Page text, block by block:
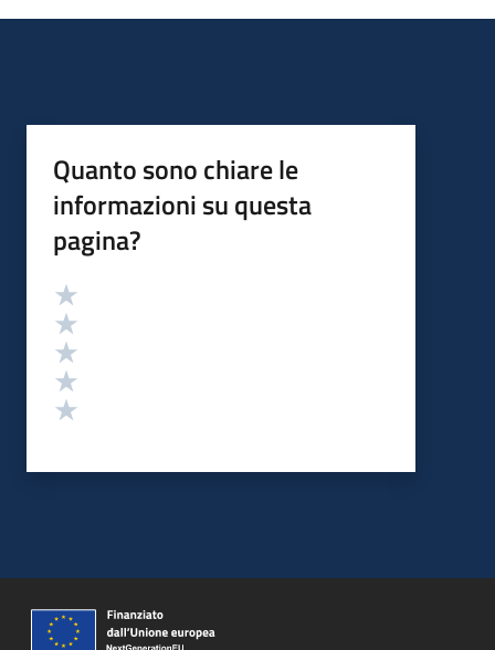
Quanto sono chiare le
informazioni su questa
pagina?
Valutazione